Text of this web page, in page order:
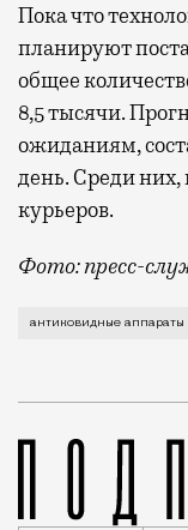
Пока что
планируют
общее
8,5 тысячи.
ожиданиям,
день. Среди них,
курьеров.
Фото: пресс-
Контекст
антиковидные аппараты